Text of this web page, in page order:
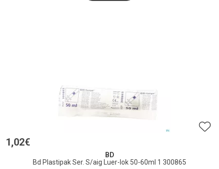
1 ,02€
BD
Bd Plastipak Ser. S/aig Luer-lok 50-60ml 1 300865